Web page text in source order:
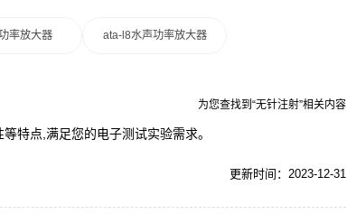
率放大器 ata-l8水声功率放大器
为您查找到“无针注射”相关内容
特点,满足您的电子测试实验需求。
更新时间：2023-12-31